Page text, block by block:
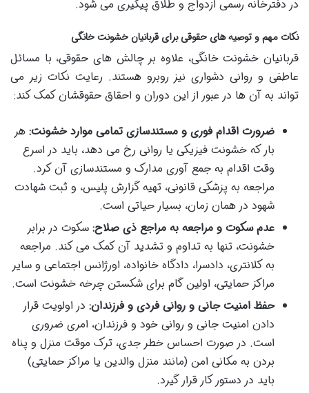
در دفترخانه رسمی ازدواج و طلاق پیگیری می شود.
نکات مهم و توصیه های حقوقی برای قربانیان خشونت خانگی
قربانیان خشونت خانگی، علاوه بر چالش های حقوقی، با مسائل
عاطفی و روانی دشواری نیز روبرو هستند. رعایت نکات زیر می
تواند به آن ها در عبور از این دوران و احقاق حقوقشان کمک کند:
ضرورت اقدام فوری و مستندسازی تمامی موارد خشونت: هر
بار که خشونت فیزیکی یا روانی رخ می دهد، باید در اسرع
وقت اقدام به جمع آوری مدارک و مستندسازی آن کرد.
مراجعه به پزشکی قانونی، تهیه گزارش پلیس، و ثبت شهادت
شهود در همان زمان، بسیار حیاتی است.
عدم سکوت و مراجعه به مراجع ذی صلاح: سکوت در برابر
خشونت، تنها به تداوم و تشدید آن کمک می کند. مراجعه
به کلانتری، دادسرا، دادگاه خانواده، اورژانس اجتماعی و سایر
مراکز حمایتی، اولین گام برای شکستن چرخه خشونت است.
حفظ امنیت جانی و روانی فردی و فرزندان: در اولویت قرار
دادن امنیت جانی و روانی خود و فرزندان، امری ضروری
است. در صورت احساس خطر جدی، ترک موقت منزل و پناه
بردن به مکانی امن (مانند منزل والدین یا مراکز حمایتی)
باید در دستور کار قرار گیرد.